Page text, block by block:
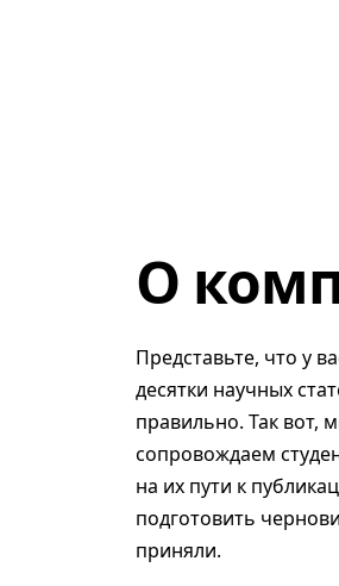
О
Представьте, что у
десятки научных
правильно. Так вот,
сопровождаем
на их пути к
подготовить
приняли.